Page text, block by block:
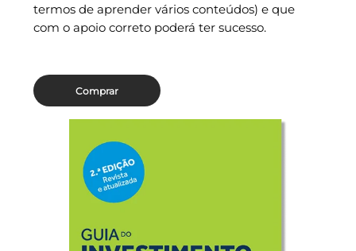
termos de aprender vários conteúdos) e que
com o apoio correto poderá ter sucesso.
Comprar